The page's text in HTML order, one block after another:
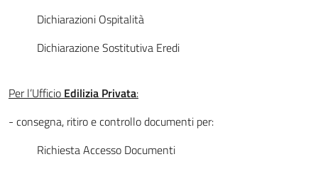
Dichiarazioni Ospitalità
Dichiarazione Sostitutiva Eredi
Per l’Ufficio Edilizia Privata:
- consegna, ritiro e controllo documenti per:
Richiesta Accesso Documenti